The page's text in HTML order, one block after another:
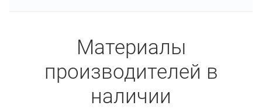
Материалы
производителей в
наличии